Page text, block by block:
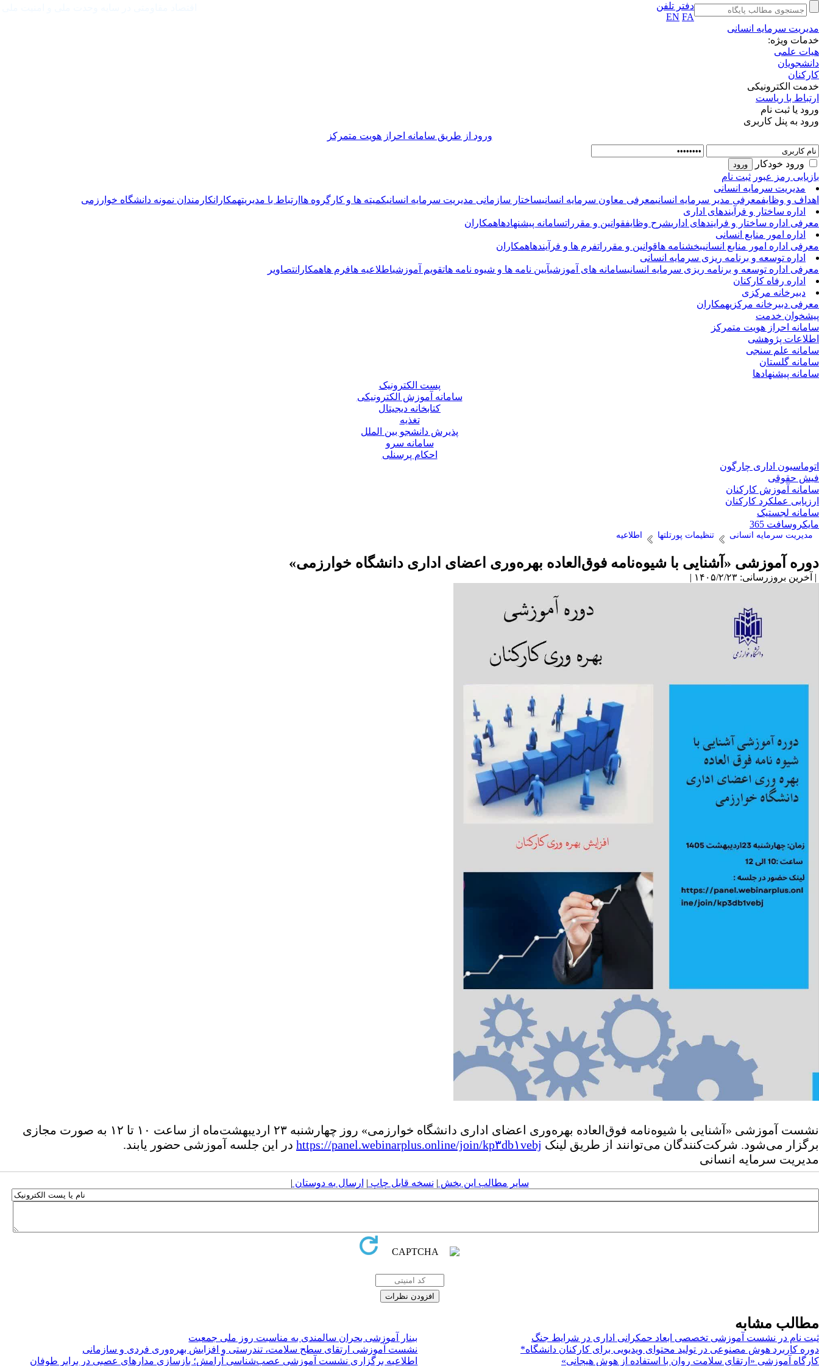
دفتر تلفن
EN FA
مدیریت سرمایه انسانی
خدمات ویژه:
هیات علمی
دانشجویان
کارکنان
خدمت الکترونیکی
ارتباط با ریاست
ورود یا ثبت نام
ورود به پنل کاربری
ورود از طريق سامانه احراز هويت متمركز
ورود خودکار
بازیابی رمز عبور ثبت نام
مدیریت سرمایه انسانی
اهداف و وظایفمعرفی مدیر سرمایه انسانیمعرفی معاون سرمایه انسانیساختار سازمانی مدیریت سرمایه انسانیکمیته ها و کارگروه ها ارتباط با مدیریتهمکارانکارمندان نمونه دانشگاه خوارزمی
اداره ساختار و فرآیندهای اداری
معرفی اداره ساختار و فرایندهای اداریشرح وظایفقوانین و مقرراتسامانه پیشنهادهاهمکاران
اداره امور منابع انسانی
معرفی اداره امور منابع انسانیبخشنامه هاقوانین و مقرراتفرم ها و فرآیندهاهمکاران
اداره توسعه و برنامه ریزی سرمایه انسانی
معرفی اداره توسعه و برنامه ریزی سرمایه انسانیسامانه های آموزشیآیین نامه ها و شیوه نامه هاتقویم آموزشیاطلاعیه هافرم هاهمکارانتصاویر
اداره رفاه کارکنان
دبیرخانه مرکزی
معرفی دبیرخانه مرکزیهمکاران
پیشخوان خدمت
سامانه احراز هویت متمرکز
اطلاعات پژوهشی
سامانه علم سنجی
سامانه گلستان
سامانه پیشنهادها
پست الکترونیک
سامانه آموزش الکترونیکی
کتابخانه دیجیتال
تغذیه
پذیرش دانشجو بین الملل
سامانه سرو
احکام پرسنلی
اتوماسیون اداری چارگون
فیش حقوقی
سامانه آموزش کارکنان
ارزیابی عملکرد کارکنان
سامانه لجستیک
مایکروسافت 365
مدیریت سرمایه انسانی تنظیمات پورتلتها اطلاعیه
دوره آموزشی «آشنایی با شیوه‌نامه فوق‌العاده بهره‌وری اعضای اداری دانشگاه خوارزمی»
| آخرین بروزرسانی: ۱۴۰۵/۲/۲۳ |
نشست آموزشی «آشنایی با شیوه‌نامه فوق‌العاده بهره‌وری اعضای اداری دانشگاه خوارزمی» روز چهارشنبه ۲۳ اردیبهشت‌ماه از ساعت ۱۰ تا ۱۲ به‌ صورت مجازی
برگزار می‌شود. شرکت‌کنندگان می‌توانند از طریق لینک https://panel.webinarplus.online/join/kp۳db۱vebj در این جلسه آموزشی حضور یابند.
مدیریت سرمایه انسانی
سایر مطالب این بخش | نسخه قابل چاپ | ارسال به دوستان |
مطالب مشابه
ثبت نام در نشست آموزشی تخصصی ابعاد حمکرانی اداری در شرایط جنگ
بینار آموزشی بحران سالمندی به مناسبت روز ملی جمعیت
دوره کاربرد هوش مصنوعی در تولید محتوای ویدیویی برای کارکنان دانشگاه*
نشست آموزشی ارتقای سطح سلامت، تندرستی و افزایش بهره‌وری فردی و سازمانی
کارگاه آموزشی «ارتقای سلامت روان با استفاده از هوش هیجانی»
​اطلاعیه برگزاری نشست آموزشی ​عصب‌شناسی آرامش؛ بازسازی مدارهای عصبی در برابر طوفان